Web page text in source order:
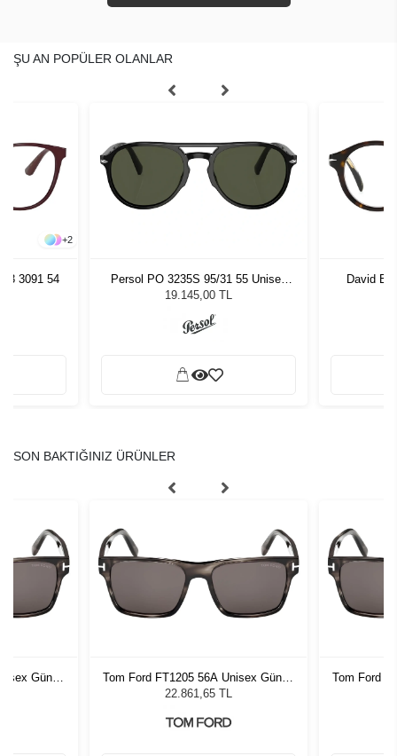
ŞU AN POPÜLER OLANLAR
+2
3091 54
Persol PO 3235S 95/31 55 Unisex
Güneş Gözlüğü
19.145,00 TL
David
SON BAKTIĞINIZ ÜRÜNLER
Güneş
Tom Ford FT1205 56A Unisex Güneş
Gözlüğü
22.861,65 TL
Tom Ford